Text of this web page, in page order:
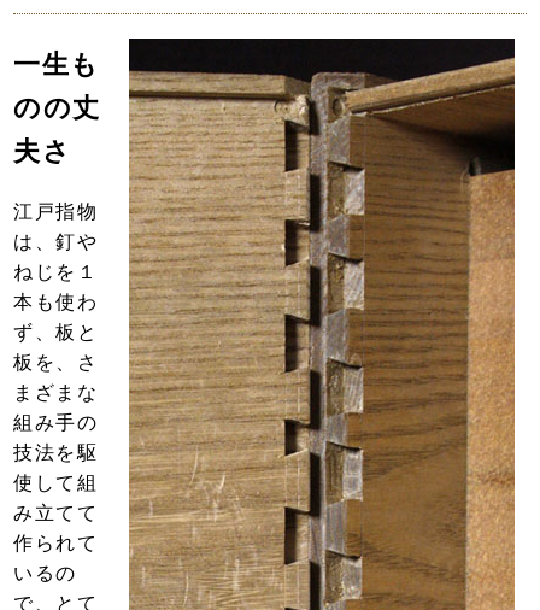
一生も
のの丈
夫さ
江戸指物
は、釘や
ねじを１
本も使わ
ず、板と
板を、さ
まざまな
組み手の
技法を駆
使して組
み立てて
作られて
いるの
で、とて